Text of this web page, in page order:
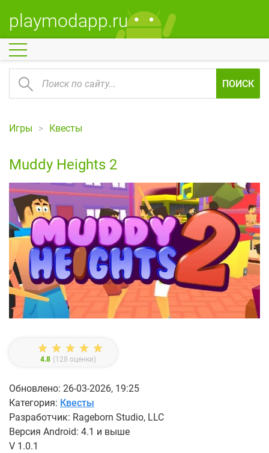
playmodapp.ru
ПОИСК
Игры Квесты
Muddy Heights 2
4.8 (128 оценки)
Обновлено: 26-03-2026, 19:25
Категория: Квесты
Разработчик: Rageborn Studio, LLC
Версия Android: 4.1 и выше
V 1.0.1